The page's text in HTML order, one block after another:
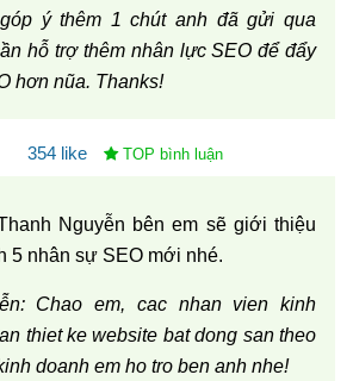
ý thêm 1 chút anh đã gửi qua
hỗ trợ thêm nhân lực SEO để đẩy
hơn nũa. Thanks!
354
Nguyễn bên em sẽ giới thiệu
5 nhân sự SEO mới nhé.
Chao em, cac nhan vien kinh
thiet ke website bat dong san theo
doanh em ho tro ben anh nhe!